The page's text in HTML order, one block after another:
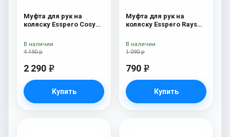
Муфта для рук на
коляску Esspero Cosy
4 190 р
2 290 e
Купить
В наличии
Муфта для рук на
коляску Esspero Rays
1 090 р
790 e
Купить
В наличии